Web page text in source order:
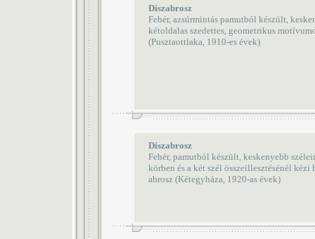
Díszabrosz
Fehér, azsúrmintás pamutból készült,
kétoldalas szedettes, geometrikus
(Pusztaottlaka, 1910-es évek)
Díszabrosz
Fehér, pamutból készült, keskenyebb
körben és a két szél összeillesztésénél
abrosz (Kétegyháza, 1920-as évek)